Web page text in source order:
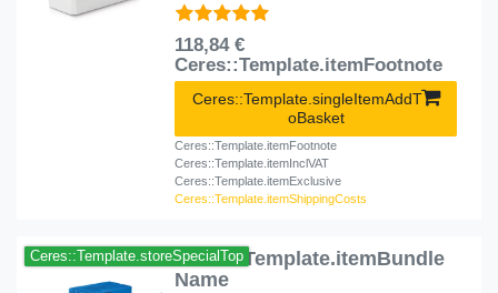
118,84 €
Ceres::Template.itemFootnote
Ceres::Template.singleItemAddT
oBasket
Ceres::Template.itemFootnote
Ceres::Template.itemInclVAT
Ceres::Template.itemExclusive
Ceres::Template.itemShippingCosts
Ceres::Template.storeSpecialTopCeres::Template.itemBundle
Name